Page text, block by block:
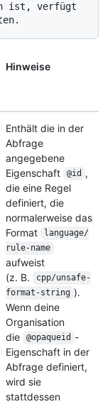
ist, verfügt
Hinweise
Enthält die in der
Abfrage
angegebene
Eigenschaft
@id ,
die eine Regel
definiert, die
normalerweise das
Format
language/
rule-name
aufweist
(z. B.
cpp/unsafe-
format-string ).
Wenn deine
Organisation
die
@opaqueid -
Eigenschaft in der
Abfrage definiert,
wird sie
stattdessen